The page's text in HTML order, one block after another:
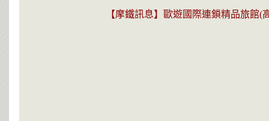
【摩鐵訊息】歐遊國際連鎖精品旅館(